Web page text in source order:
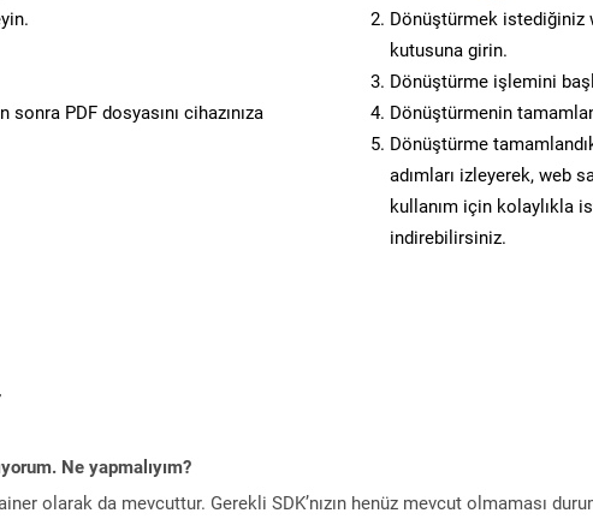
PDF dosyasını cihazınıza
Dönüştürmek istediğiniz
kutusuna girin.
Dönüştürme işlemini
Dönüştürmenin
Dönüştürme
adımları izleyerek, web
kullanım için kolaylıkla
indirebilirsiniz.
Ne yapmalıyım?
olarak da mevcuttur. Gerekli SDK’nızın henüz mevcut olmaması